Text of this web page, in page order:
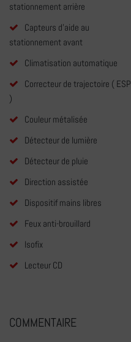
stationnement arrière
Capteurs d'aide au
stationnement avant
Climatisation automatique
Correcteur de trajectoire ( ESP
)
Couleur métalisée
Détecteur de lumière
Détecteur de pluie
Direction assistée
Dispositif mains libres
Feux anti-brouillard
Isofix
Lecteur CD
COMMENTAIRE